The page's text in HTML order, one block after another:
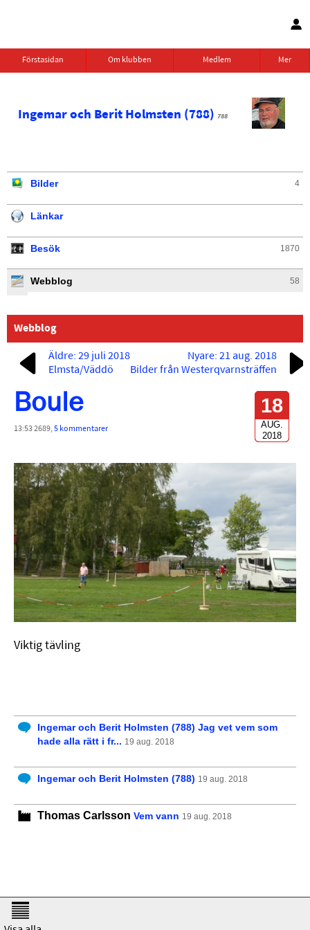
Förstasidan Om klubben Medlem Mer
Ingemar och Berit Holmsten (788) 788
4
Bilder
Länkar
1870
Besök
58
Webblog
Webblog
Äldre: 29 juli 2018
Elmsta/Väddö
Nyare: 21 aug. 2018
Bilder från Westerqvarnsträffen
18
AUG.
2018
Boule
13:53 2689,5 kommentarer
Viktig tävling
Ingemar och Berit Holmsten (788) Jag vet vem som
hade alla rätt i fr... 19 aug. 2018
Ingemar och Berit Holmsten (788) 19 aug. 2018
Thomas Carlsson Vem vann 19 aug. 2018